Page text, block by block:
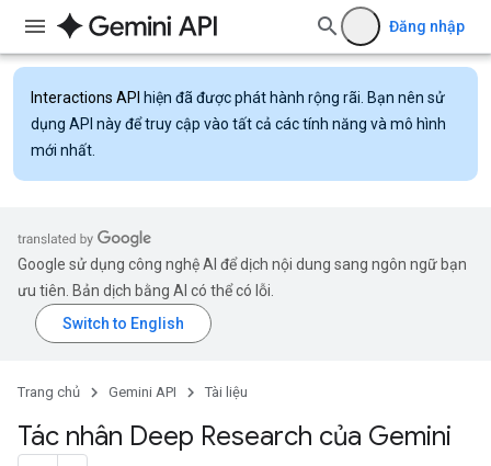
Đăng nhập
Interactions API hiện đã được phát hành rộng rãi. Bạn nên sử
dụng API này để truy cập vào tất cả các tính năng và mô hình
mới nhất.
Google sử dụng công nghệ AI để dịch nội dung sang ngôn ngữ bạn
ưu tiên. Bản dịch bằng AI có thể có lỗi.
Trang chủ Gemini API Tài liệu
Tác nhân Deep Research của Gemini